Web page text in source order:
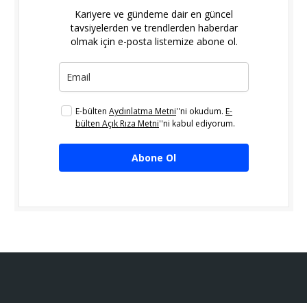
Kariyere ve gündeme dair en güncel
tavsiyelerden ve trendlerden haberdar
olmak için e-posta listemize abone ol.
E-bülten Aydınlatma Metni''ni okudum. E-
bülten Açık Rıza Metni''ni kabul ediyorum.
Abone Ol